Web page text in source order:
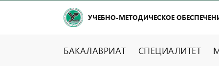
УЧЕБНО-МЕТОДИЧЕСКОЕ
БАКАЛАВРИАТ СПЕЦИАЛИТЕТ